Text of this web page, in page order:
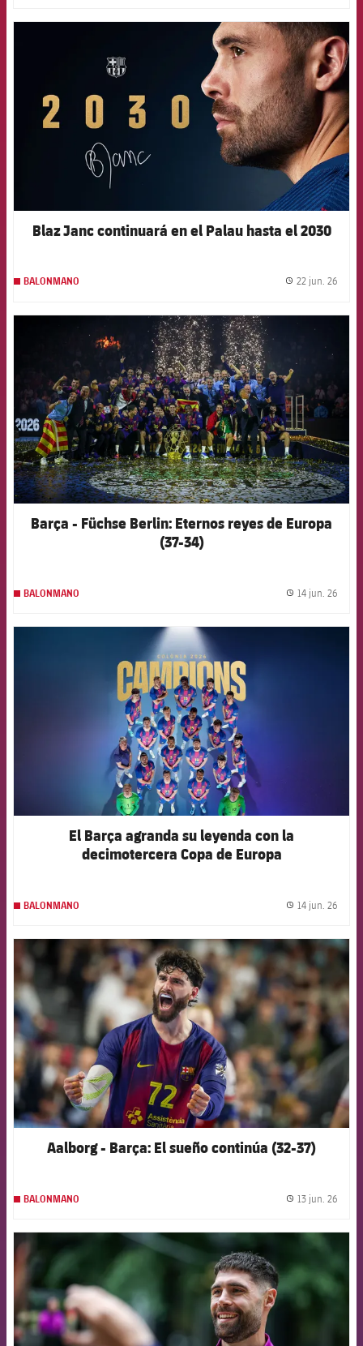
FCB Barcelona badge
Blaz Janc continuará en el Palau hasta el 2030
BALONMANO 22 jun. 26
FCB Barcelona badge
Barça - Füchse Berlin: Eternos reyes de Europa
(37-34)
BALONMANO 14 jun. 26
FCB Barcelona badge
El Barça agranda su leyenda con la
decimotercera Copa de Europa
BALONMANO 14 jun. 26
FCB Barcelona badge
Aalborg - Barça: El sueño continúa (32-37)
BALONMANO 13 jun. 26
FCB Barcelona badge